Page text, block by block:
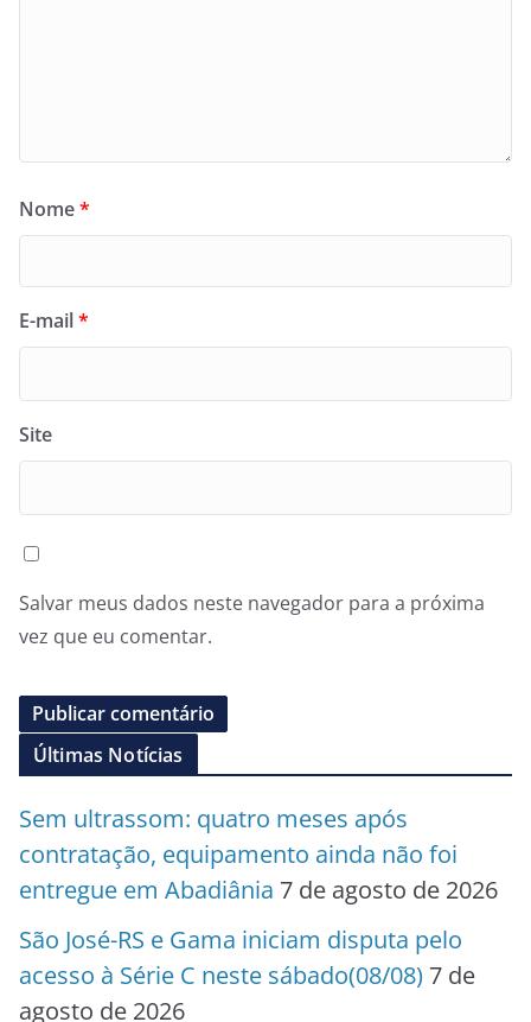
Nome*
E-mail*
Site
Salvar meus dados neste navegador para a próxima
vez que eu comentar.
Últimas Notícias
Sem ultrassom: quatro meses após
contratação, equipamento ainda não foi
entregue em Abadiânia 7 de agosto de 2026
São José-RS e Gama iniciam disputa pelo
acesso à Série C neste sábado(08/08) 7 de
agosto de 2026